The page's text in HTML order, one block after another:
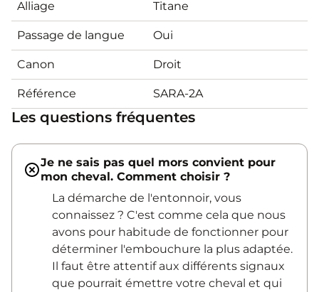
Alliage Titane
Passage de langue Oui
Canon Droit
Référence SARA-2A
Les questions fréquentes
Je ne sais pas quel mors convient pour
mon cheval. Comment choisir ?
La démarche de l'entonnoir, vous
connaissez ? C'est comme cela que nous
avons pour habitude de fonctionner pour
déterminer l'embouchure la plus adaptée.
Il faut être attentif aux différents signaux
que pourrait émettre votre cheval et qui